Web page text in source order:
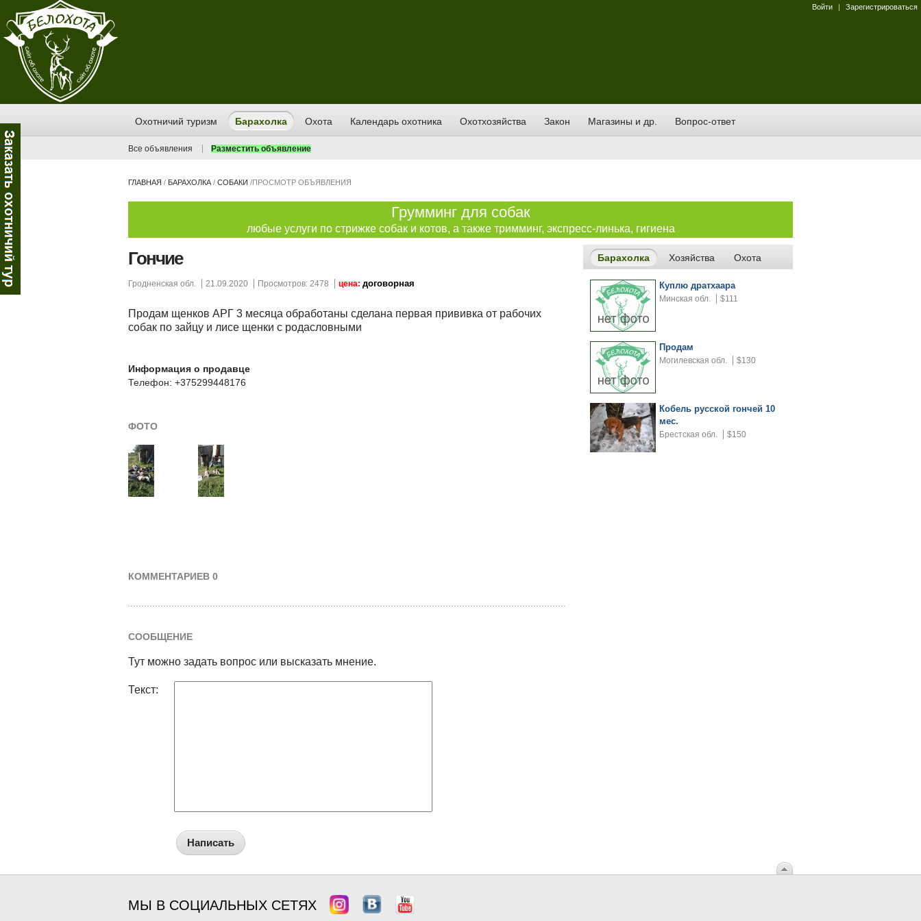
Войти | Зарегистрироваться
Охотничий туризм Барахолка Охота Календарь охотника Охотхозяйства Закон Магазины и др. Вопрос-ответ
Все объявления Разместить объявление
ГЛАВНАЯ / БАРАХОЛКА / СОБАКИ /ПРОСМОТР ОБЪЯВЛЕНИЯ
Грумминг для собак
любые услуги по стрижке собак и котов, а также тримминг, экспресс-линька, гигиена
Гончие
Гродненская обл. 21.09.2020 Просмотров: 2478 цена: договорная
Продам щенков АРГ 3 месяца обработаны сделана первая прививка от рабочих
собак по зайцу и лисе щенки с родасловными
Информация о продавце
Телефон: +375299448176
ФОТО
КОММЕНТАРИЕВ 0
СООБЩЕНИЕ
Тут можно задать вопрос или высказать мнение.
Текст:
Написать
Барахолка Хозяйства Охота
Куплю дратхаара
Минская обл. $111
Продам
Могилевская обл. $130
Кобель русской гончей 10
мес.
Брестская обл. $150
МЫ В СОЦИАЛЬНЫХ СЕТЯХ